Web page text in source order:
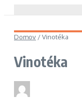
Domov /Vinotéka
Vinotéka